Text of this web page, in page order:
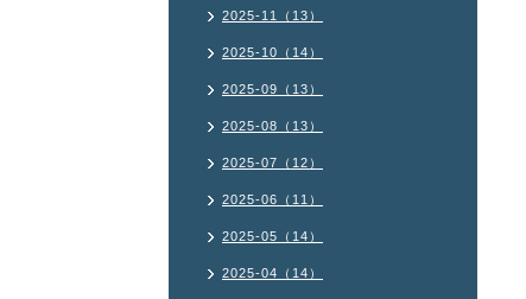
2025-11（13）
2025-10（14）
2025-09（13）
2025-08（13）
2025-07（12）
2025-06（11）
2025-05（14）
2025-04（14）